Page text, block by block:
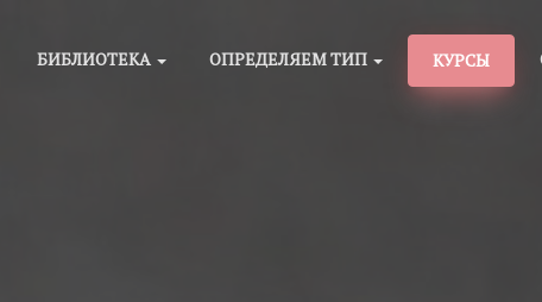
БИБЛИОТЕКА ОПРЕДЕЛЯЕМ ТИП КУРСЫ